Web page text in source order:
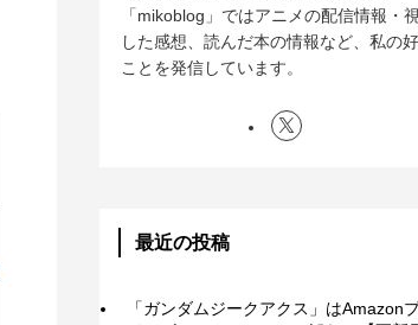
「mikoblog」ではアニメの配信情報・
した感想、読んだ本の情報など、私の
ことを発信しています。
最近の投稿
「ガンダムジークアクス」はAmazon